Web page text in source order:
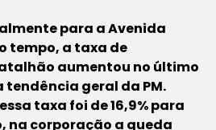
para a Avenida
tempo, a taxa de
aumentou no último
geral da PM.
taxa foi de 16,9% para
na corporação a queda